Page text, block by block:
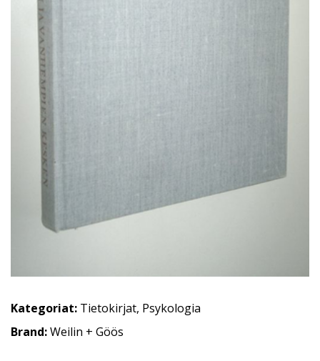
Kategoriat: Tietokirjat, Psykologia
Brand:Weilin + Göös